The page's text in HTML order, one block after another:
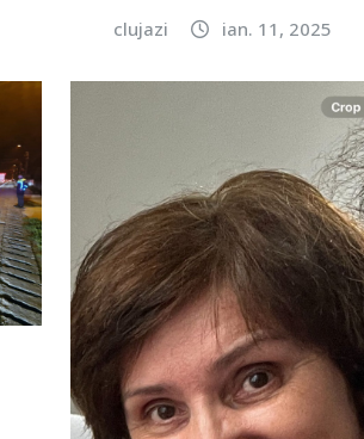
clujazi ian. 11, 2025